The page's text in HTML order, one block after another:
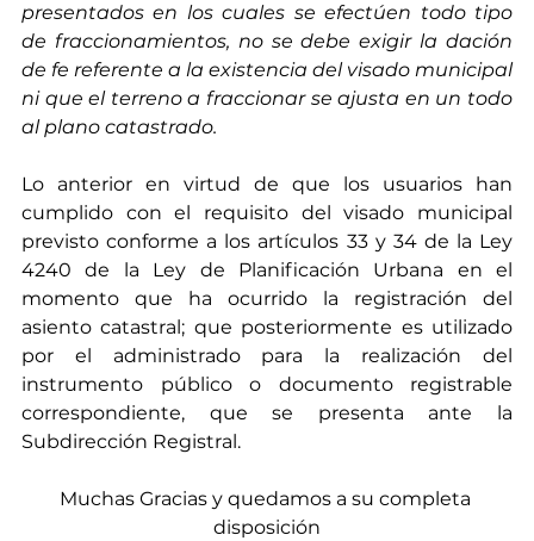
presentados en los cuales se efectúen todo tipo
de fraccionamientos, no se debe exigir la dación
de fe referente a la existencia del visado municipal
ni que el terreno a fraccionar se ajusta en un todo
al plano catastrado.
Lo anterior en virtud de que los usuarios han
cumplido con el requisito del visado municipal
previsto conforme a los artículos 33 y 34 de la Ley
4240 de la Ley de Planificación Urbana en el
momento que ha ocurrido la registración del
asiento catastral; que posteriormente es utilizado
por el administrado para la realización del
instrumento público o documento registrable
correspondiente, que se presenta ante la
Subdirección Registral.
Muchas Gracias y quedamos a su completa
disposición